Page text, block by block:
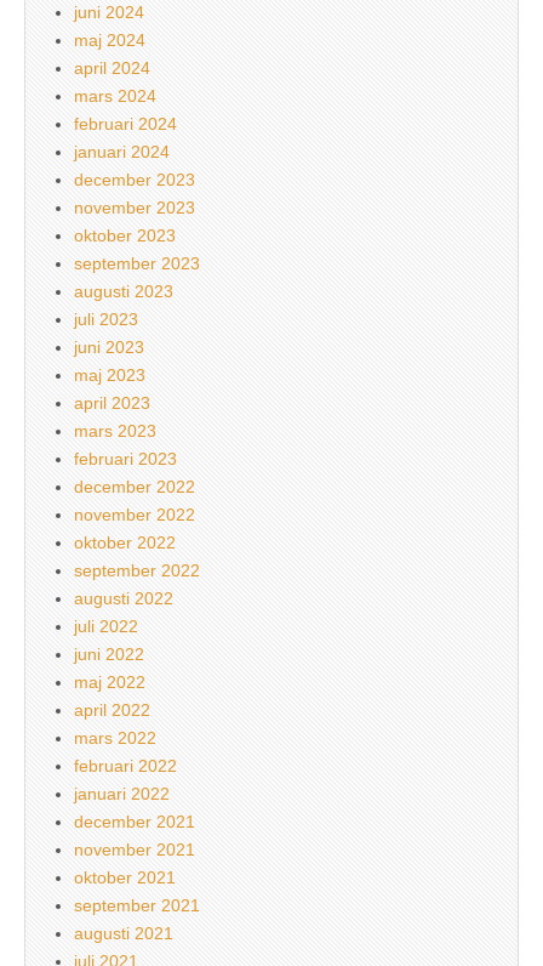
juni 2024
maj 2024
april 2024
mars 2024
februari 2024
januari 2024
december 2023
november 2023
oktober 2023
september 2023
augusti 2023
juli 2023
juni 2023
maj 2023
april 2023
mars 2023
februari 2023
december 2022
november 2022
oktober 2022
september 2022
augusti 2022
juli 2022
juni 2022
maj 2022
april 2022
mars 2022
februari 2022
januari 2022
december 2021
november 2021
oktober 2021
september 2021
augusti 2021
juli 2021